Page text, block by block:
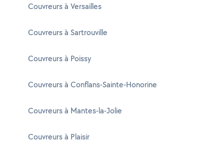
Couvreurs à Versailles
Couvreurs à Sartrouville
Couvreurs à Poissy
Couvreurs à Conflans-Sainte-Honorine
Couvreurs à Mantes-la-Jolie
Couvreurs à Plaisir